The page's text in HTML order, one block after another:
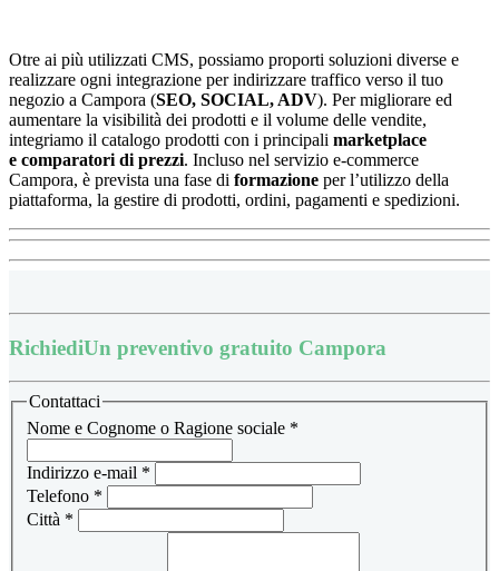
Otre ai più utilizzati CMS, possiamo proporti soluzioni diverse e
realizzare ogni integrazione per indirizzare traffico verso il tuo
negozio a Campora (SEO, SOCIAL, ADV). Per migliorare ed
aumentare la visibilità dei prodotti e il volume delle vendite,
integriamo il catalogo prodotti con i principali marketplace
e comparatori di prezzi. Incluso nel servizio e-commerce
Campora, è prevista una fase di formazione per l’utilizzo della
piattaforma, la gestire di prodotti, ordini, pagamenti e spedizioni.
RichiediUn preventivo gratuito Campora
Contattaci
Nome e Cognome o Ragione sociale *
Indirizzo e-mail *
Telefono *
Città *